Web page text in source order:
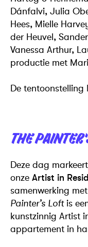
Dánfalvi, Julia
Hees, Mielle
der Heuvel,
Vanessa Arthur,
productie met
De
THE
Deze dag
onze Artist in
samenwerking met
Painter’s Loftis
kunstzinnig Artist
appartement in